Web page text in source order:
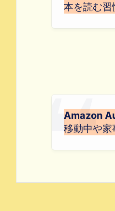
本を読む習
Amazon
移動中や家